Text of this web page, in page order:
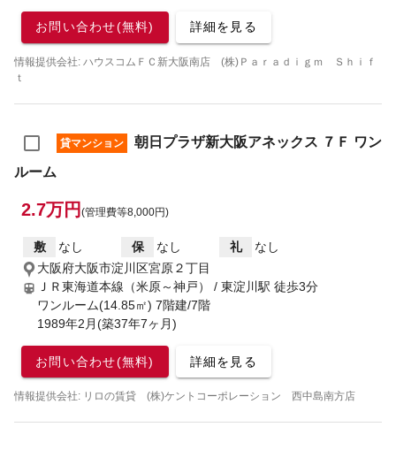
お問い合わせ(無料) 詳細を見る
情報提供会社: ハウスコムＦＣ新大阪南店 (株)Ｐａｒａｄｉｇｍ Ｓｈｉｆ
ｔ
貸マンション
朝日プラザ新大阪アネックス ７Ｆ ワン
ルーム
2.7万円 (管理費等8,000円)
敷 なし 保 なし 礼
なし
大阪府大阪市淀川区宮原２丁目
ＪＲ東海道本線（米原～神戸） / 東淀川駅 徒歩3分
ワンルーム(14.85㎡) 7階建/7階
1989年2月(築37年7ヶ月)
お問い合わせ(無料) 詳細を見る
情報提供会社: リロの賃貸 (株)ケントコーポレーション 西中島南方店